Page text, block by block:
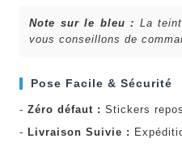
Note sur le bleu : La
vous conseillons de
Pose Facile & Sécurité
- Zéro défaut : Stickers
- Livraison Suivie :